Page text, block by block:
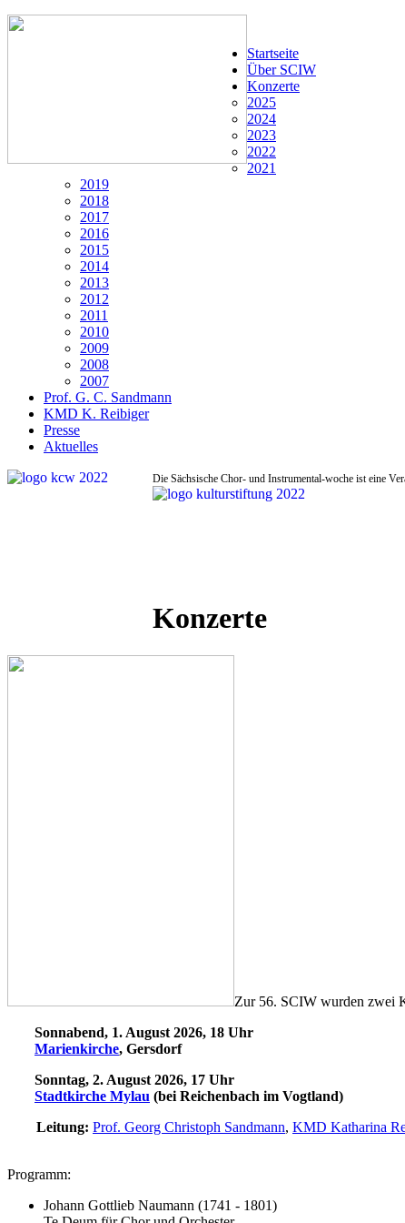
Startseite
Über SCIW
Konzerte
2025
2024
2023
2022
2021
2019
2018
2017
2016
2015
2014
2013
2012
2011
2010
2009
2008
2007
Prof. G. C. Sandmann
KMD K. Reibiger
Presse
Aktuelles
Die Sächsische Chor- und Instrumental-woche ist eine
Konzerte
Zur 56. SCIW wurden zwei
Sonnabend, 1. August 2026, 18 Uhr
Marienkirche, Gersdorf
Sonntag, 2. August 2026, 17 Uhr
Stadtkirche Mylau (bei Reichenbach im Vogtland)
Leitung: Prof. Georg Christoph Sandmann, KMD Katharina
Programm:
Johann Gottlieb Naumann (1741 - 1801)